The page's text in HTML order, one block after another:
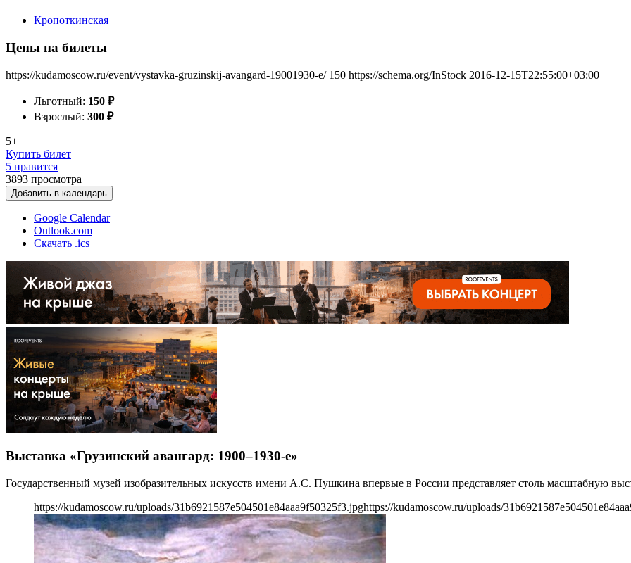
Кропоткинская
Цены на билеты
https://kudamoscow.ru/event/vystavka-gruzinskij-avangard-19001930-e/ 150 https://schema.org/InStock 2016-12-15T22:55:00+03:00
Льготный: 150 ₽
Взрослый: 300 ₽
5+
Купить билет
5 нравится
3893 просмотра
Добавить в календарь
Google Calendar
Outlook.com
Скачать .ics
Выставка «Грузинский авангард: 1900–1930-е»
Государственный музей изобразительных искусств имени А.С. Пушкина впервые в России представляет столь масштабную
https://kudamoscow.ru/uploads/31b6921587e504501e84aaa9f50325f3.jpghttps://kudamoscow.ru/uploads/